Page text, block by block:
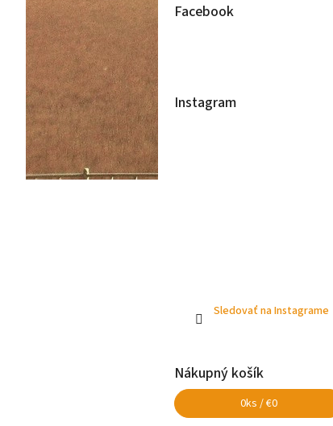
Facebook
Instagram
Sledovať na Instagrame
Nákupný košík
0ks /€0